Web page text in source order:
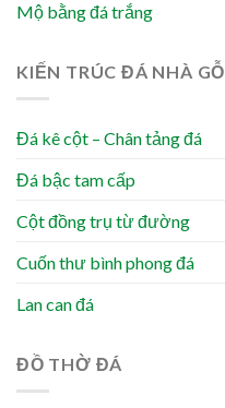
Mộ bằng đá trắng
KIẾN TRÚC ĐÁ NHÀ GỖ
Đá kê cột – Chân tảng đá
Đá bậc tam cấp
Cột đồng trụ từ đường
Cuốn thư bình phong đá
Lan can đá
ĐỒ THỜ ĐÁ